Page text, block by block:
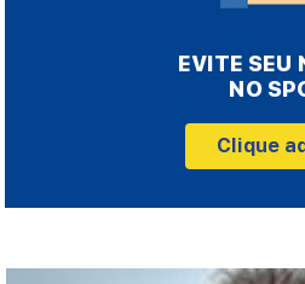
EVITE SEU
NO
Clique